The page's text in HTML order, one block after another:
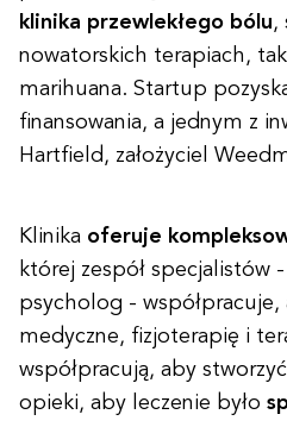
klinika przewlekłego bólu,
nowatorskich terapiach,
marihuana. Startup
finansowania, a jednym z
Hartfield, założyciel
Klinika oferuje
której zespół specjalistów
psycholog -
medyczne, fizjoterapię i
współpracują, aby
opieki, aby leczenie było